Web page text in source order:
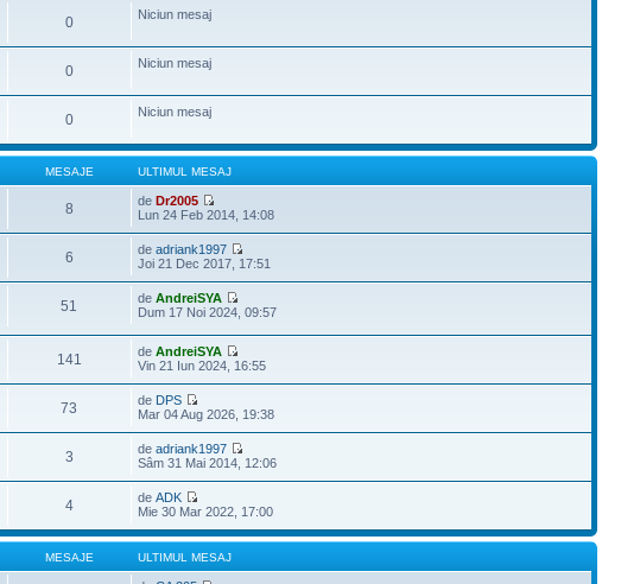
0 Niciun mesaj
0 Niciun mesaj
0 Niciun mesaj
MESAJE ULTIMUL MESAJ
8 deDr2005
Lun 24 Feb 2014, 14:08
6 deadriank1997
Joi 21 Dec 2017, 17:51
51 deAndreiSYA
Dum 17 Noi 2024, 09:57
141 deAndreiSYA
Vin 21 Iun 2024, 16:55
73 de DPS
Mar 04 Aug 2026, 19:38
3 deadriank1997
Sâm 31 Mai 2014, 12:06
4 deADK
Mie 30 Mar 2022, 17:00
MESAJE ULTIMUL MESAJ